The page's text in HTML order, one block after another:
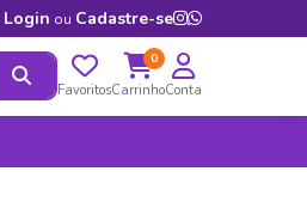
Login ou Cadastre-se
Favoritos
0
CarrinhoConta